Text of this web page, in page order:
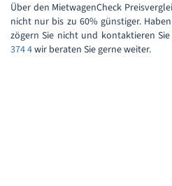
Über den MietwagenCheck
nicht nur bis zu 60% günstiger.
zögern Sie nicht und kontaktieren
374 4wir beraten Sie gerne weiter.